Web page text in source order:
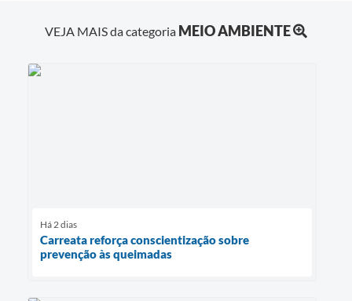
VEJA MAIS da categoria MEIO AMBIENTE
Há 2 dias
Carreata reforça conscientização sobre
prevenção às queimadas